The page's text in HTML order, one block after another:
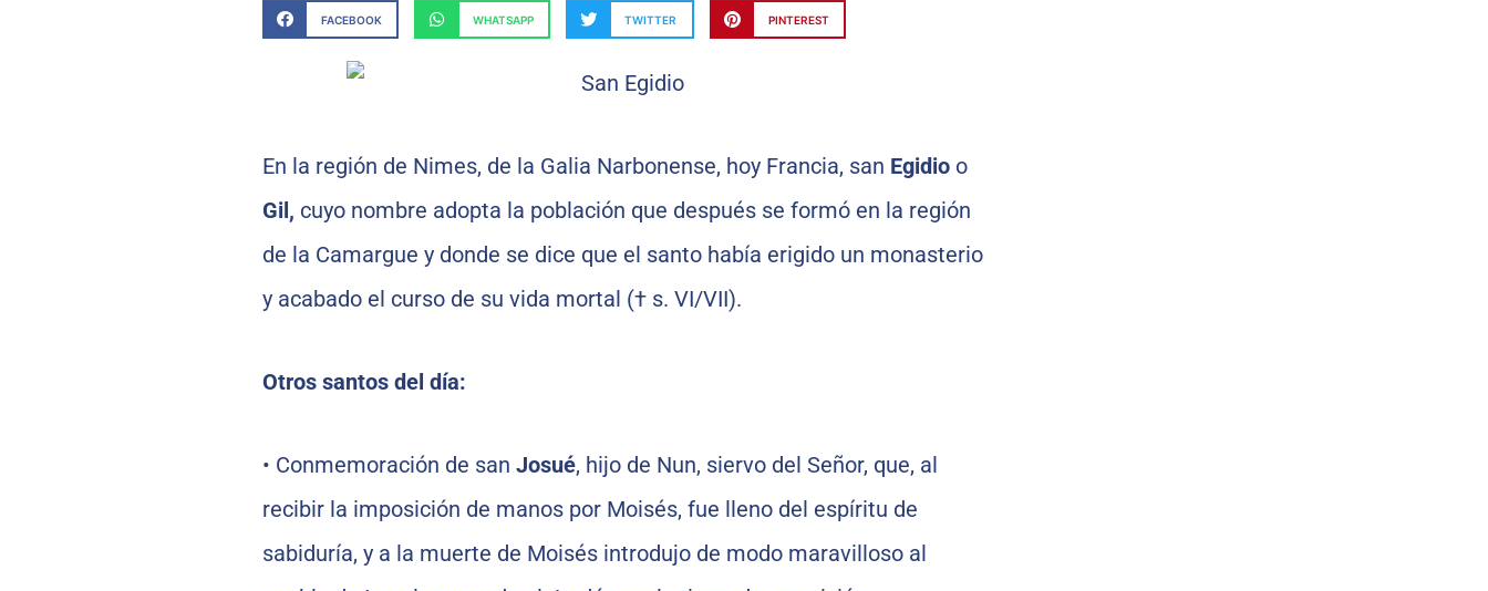
FACEBOOK WHATSAPP TWITTER PINTEREST
En la región de Nimes, de la Galia Narbonense, hoy Francia, san Egidioo
Gil, cuyo nombre adopta la población que después se formó en la región
de la Camargue y donde se dice que el santo había erigido un monasterio
y acabado el curso de su vida mortal († s. VI/VII).
Otros santos del día:
• Conmemoración de san Josué, hijo de Nun, siervo del Señor, que, al
recibir la imposición de manos por Moisés, fue lleno del espíritu de
sabiduría, y a la muerte de Moisés introdujo de modo maravilloso al